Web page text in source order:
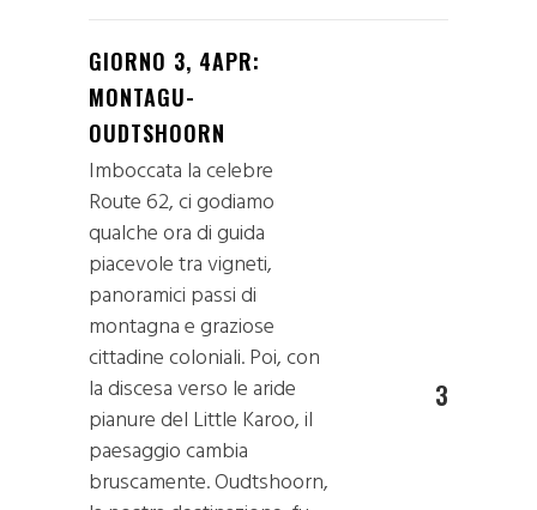
GIORNO 3, 4APR:
MONTAGU-
OUDTSHOORN
Imboccata la celebre
Route 62, ci godiamo
qualche ora di guida
piacevole tra vigneti,
panoramici passi di
montagna e graziose
cittadine coloniali. Poi, con
la discesa verso le aride
pianure del Little Karoo, il
paesaggio cambia
bruscamente. Oudtshoorn,
3